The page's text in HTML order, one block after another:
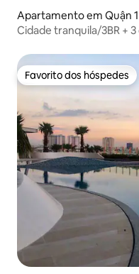
Apartamento em Quận 1
Cidade tranquila/3BR +
Favorito dos hóspedes
Favorito dos hóspedes